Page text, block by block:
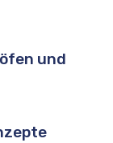
und